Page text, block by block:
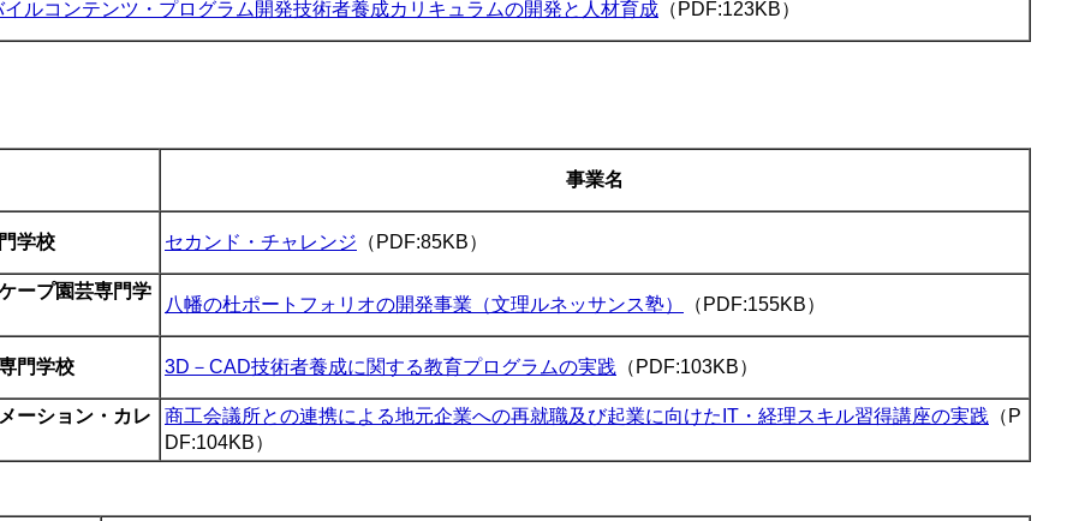
イルコンテンツ・プログラム開発技術者養成カリキュラムの開発と人材育成 （PDF:123KB）
事業名
学校 セカンド・チャレンジ （PDF:85KB）
ープ園芸専門学
八幡の杜ポートフォリオの開発事業（文理ルネッサンス塾） （PDF:155KB）
門学校 3D－CAD技術者養成に関する教育プログラムの実践 （PDF:103KB）
ーション・カレ
商工会議所との連携による地元企業への再就職及び起業に向けたIT・経理スキル習得講座の実践 （P
DF:104KB）